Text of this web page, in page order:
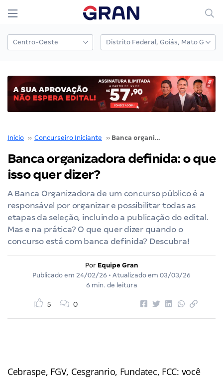
Início ›› Concurseiro Iniciante ›› Banca organizadora definida: o que isso quer dizer?
Banca organizadora definida: o que
isso quer dizer?
A Banca Organizadora de um concurso público é a
responsável por organizar e possibilitar todas as
etapas da seleção, incluindo a publicação do edital.
Mas e na prática? O que quer dizer quando o
concurso está com banca definida? Descubra!
Por Equipe Gran
Publicado em 24/02/26 • Atualizado em 03/03/26
6 min. de leitura
5 0
Cebraspe, FGV, Cesgranrio, Fundatec, FCC: você